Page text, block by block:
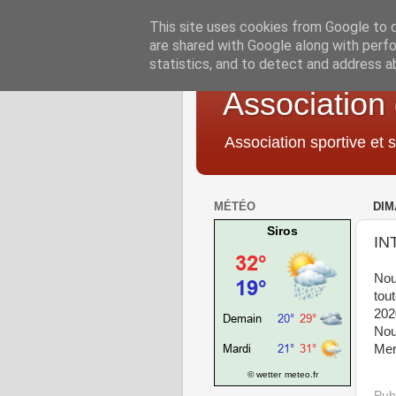
Association
Association sportive et
MÉTÉO
Siros
© wetter meteo.fr
This site uses cookies from Google to
are shared with Google along with
statistics, and to detect and address